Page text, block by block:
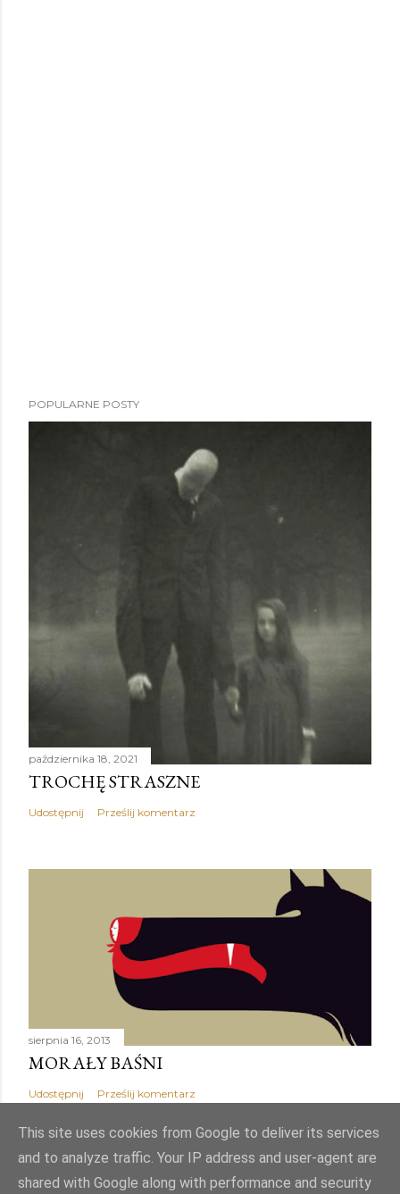
POPULARNE POSTY
października 18, 2021
TROCHĘ STRASZNE
Udostępnij Prześlij komentarz
sierpnia 16, 2013
MORAŁY BAŚNI
Udostępnij Prześlij komentarz
This site uses cookies from Google to deliver its services
and to analyze traffic. Your IP address and user-agent are
shared with Google along with performance and security